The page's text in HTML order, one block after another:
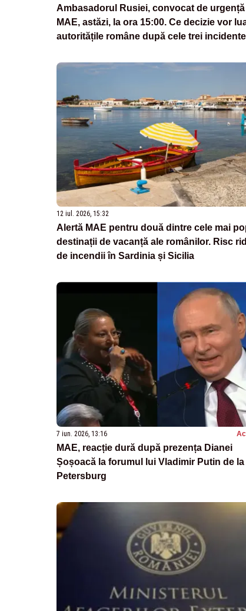
Ambasadorul Rusiei, convocat de urgență
MAE, astăzi, la ora 15:00. Ce decizie vor
autoritățile române după cele trei
12 iul. 2026, 15:32
Alertă MAE pentru două dintre cele mai
destinații de vacanță ale românilor. Risc
de incendii în Sardinia și Sicilia
7 iun. 2026, 13:16
MAE, reacție dură după prezența Dianei
Șoșoacă la forumul lui Vladimir Putin de
Petersburg